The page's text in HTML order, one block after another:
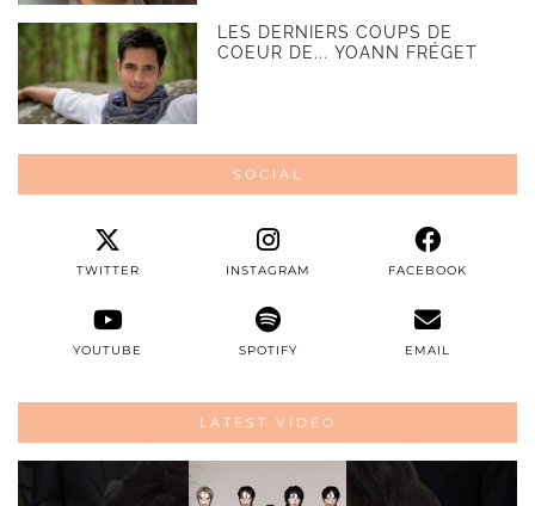
LES DERNIERS COUPS DE
COEUR DE... YOANN FRÉGET
SOCIAL
TWITTER INSTAGRAM FACEBOOK
YOUTUBE SPOTIFY EMAIL
LATEST VIDEO